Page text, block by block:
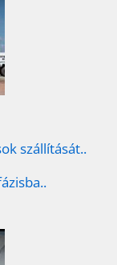
szállítását..